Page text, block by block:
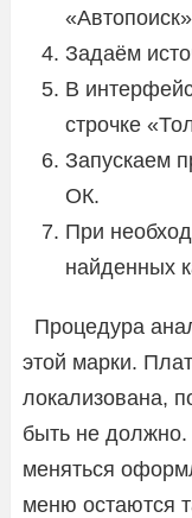
Задаём
В
строчке
Запускаем
ОК.
При
найденных
Процедура
этой марки.
локализована,
быть не должно.
меняться
меню остаются